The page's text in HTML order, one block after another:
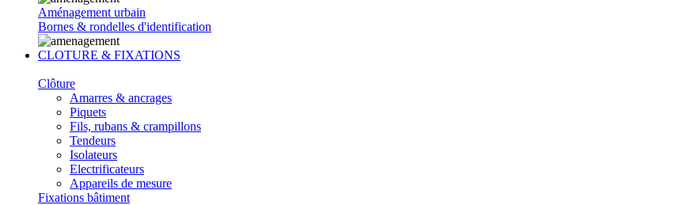
Aménagement urbain
Bornes & rondelles d'identification
CLOTURE & FIXATIONS
Clôture
Amarres & ancrages
Piquets
Fils, rubans & crampillons
Tendeurs
Isolateurs
Electrificateurs
Appareils de mesure
Fixations bâtiment